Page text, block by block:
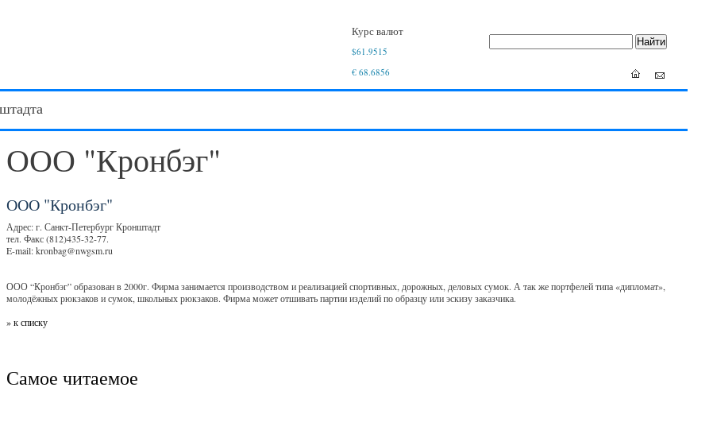
Курс валют
$61.9515
€ 68.6856
ООО "Кронбэг"
ООО "Кронбэг"
Адрес: г. Санкт-Петербург Кронштадт
тел. Факс (812)435-32-77.
E-mail: kronbag@nwgsm.ru
ООО “Кронбэг” образован в 2000г. Фирма занимается производством и реализацией спортивных, дорожных, деловых сумок. А так же портфелей типа «дипломат»,
молодёжных рюкзаков и сумок, школьных рюкзаков. Фирма может отшивать партии изделий по образцу или эскизу заказчика.
» к списку
Самое читаемое